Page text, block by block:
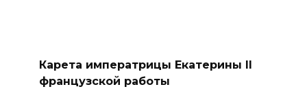
Карета императрицы Екатерины II
французской работы